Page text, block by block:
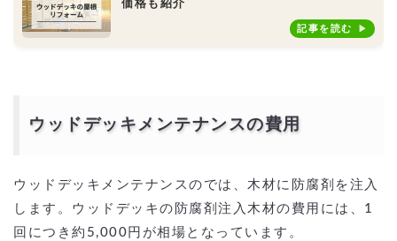
価格も紹介
記事を読む
ウッドデッキメンテナンスの費用
ウッドデッキメンテナンスのでは、木材に防腐剤を注入
します。ウッドデッキの防腐剤注入木材の費用には、1
回につき約5,000円が相場となっています。